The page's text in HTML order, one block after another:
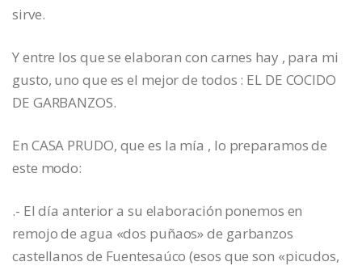
sirve.
Y entre los que se elaboran con carnes hay , para mi
gusto, uno que es el mejor de todos : EL DE COCIDO
DE GARBANZOS.
En CASA PRUDO, que es la mía , lo preparamos de
este modo:
.- El día anterior a su elaboración ponemos en
remojo de agua «dos puñaos» de garbanzos
castellanos de Fuentesaúco (esos que son «picudos,